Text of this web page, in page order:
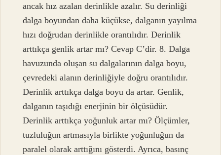
ancak hız azalan derinlikle azalır. Su derinliği
dalga boyundan daha küçükse, dalganın yayılma
hızı doğrudan derinlikle orantılıdır. Derinlik
arttıkça genlik artar mı? Cevap C’dir. 8. Dalga
havuzunda oluşan su dalgalarının dalga boyu,
çevredeki alanın derinliğiyle doğru orantılıdır.
Derinlik arttıkça dalga boyu da artar. Genlik,
dalganın taşıdığı enerjinin bir ölçüsüdür.
Derinlik arttıkça yoğunluk artar mı? Ölçümler,
tuzluluğun artmasıyla birlikte yoğunluğun da
paralel olarak arttığını gösterdi. Ayrıca, basınç